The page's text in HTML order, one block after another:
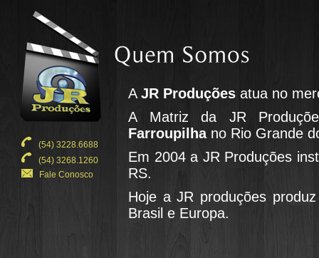
(54) 3228.6688
(54) 3268.1260
Fale Conosco
A JR Produções atua no
A Matriz da JR
Farroupilhano Rio Grande
Em 2004 a JR Produções
RS.
Hoje a JR produções
Brasil e Europa.